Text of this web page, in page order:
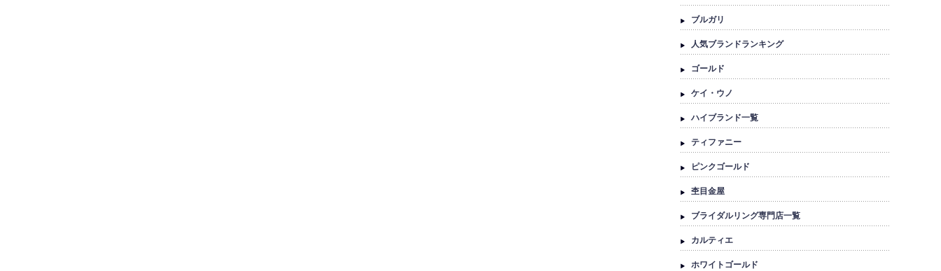
ブルガリ
人気ブランドランキング
ゴールド
ケイ・ウノ
ハイブランド一覧
ティファニー
ピンクゴールド
杢目金屋
ブライダルリング専門店一覧
カルティエ
ホワイトゴールド